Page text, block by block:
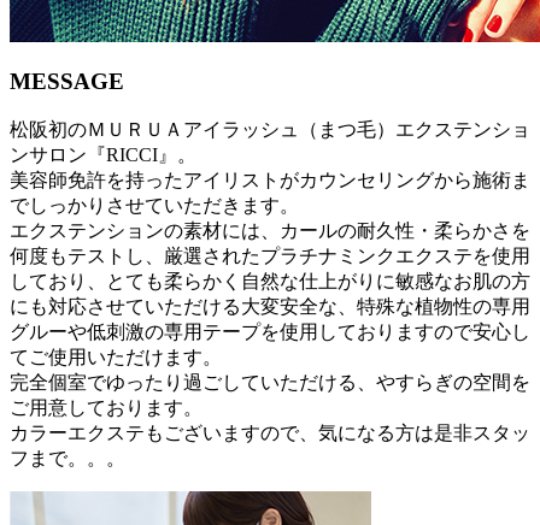
MESSAGE
松阪初のＭＵＲＵＡアイラッシュ（まつ毛）エクステンショ
ンサロン『RICCI』。
美容師免許を持ったアイリストがカウンセリングから施術ま
でしっかりさせていただきます。
エクステンションの素材には、カールの耐久性・柔らかさを
何度もテストし、厳選されたプラチナミンクエクステを使用
しており、とても柔らかく自然な仕上がりに敏感なお肌の方
にも対応させていただける大変安全な、特殊な植物性の専用
グルーや低刺激の専用テープを使用しておりますので安心し
てご使用いただけます。
完全個室でゆったり過ごしていただける、やすらぎの空間を
ご用意しております。
カラーエクステもございますので、気になる方は是非スタッ
フまで。。。